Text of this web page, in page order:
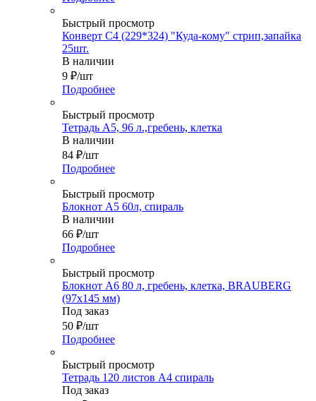
Быстрый просмотр
Конверт С4 (229*324) "Куда-кому" стрип,запайка
25шт.
В наличии
9 ₽/шт
Подробнее
Быстрый просмотр
Тетрадь А5, 96 л.,гребень, клетка
В наличии
84 ₽/шт
Подробнее
Быстрый просмотр
Блокнот А5 60л, спираль
В наличии
66 ₽/шт
Подробнее
Быстрый просмотр
Блокнот А6 80 л, гребень, клетка, BRAUBERG
(97х145 мм)
Под заказ
50 ₽/шт
Подробнее
Быстрый просмотр
Тетрадь 120 листов А4 спираль
Под заказ